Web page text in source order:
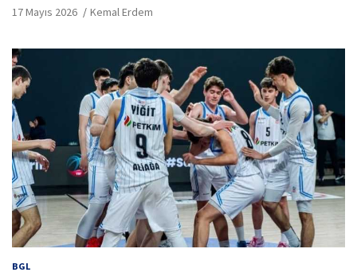
17 Mayıs 2026 Kemal Erdem
BGL